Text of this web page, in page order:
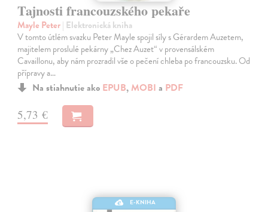
Tajnosti francouzského pekaře
Mayle Peter| Elektronická kniha
V tomto útlém svazku Peter Mayle spojil síly s Gérardem Auzetem,
majitelem proslulé pekárny „Chez Auzet“ v provensálském
Cavaillonu, aby nám prozradil vše o pečení chleba po francouzsku. Od
přípravy a…
Na stiahnutie ako EPUB, MOBI a PDF
5,73 €
E-KNIHA